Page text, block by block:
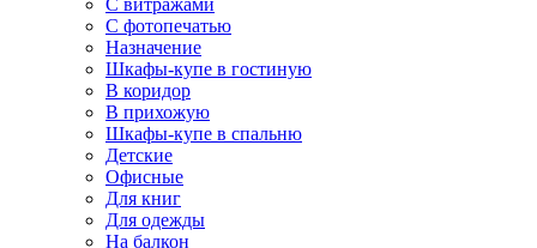
С витражами
С фотопечатью
Назначение
Шкафы-купе в гостиную
В коридор
В прихожую
Шкафы-купе в спальню
Детские
Офисные
Для книг
Для одежды
На балкон